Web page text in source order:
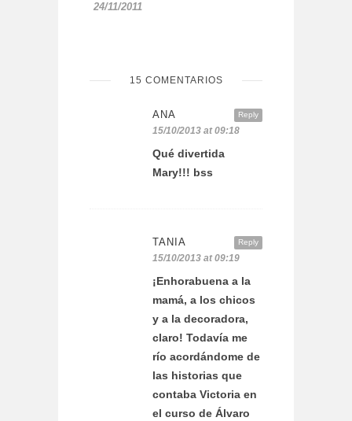
24/11/2011
15 COMENTARIOS
Reply
ANA
15/10/2013 at 09:18
Qué divertida
Mary!!! bss
Reply
TANIA
15/10/2013 at 09:19
¡Enhorabuena a la
mamá, a los chicos
y a la decoradora,
claro! Todavía me
río acordándome de
las historias que
contaba Victoria en
el curso de Álvaro